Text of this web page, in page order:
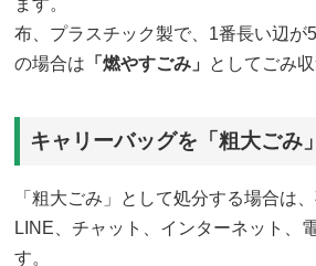
ます。
布、プラスチック製で、1番長い辺が
の場合は 「燃やすごみ」 としてごみ
キャリーバッグを「粗大ごみ
「粗大ごみ」として処分する場合は
LINE、チャット、インターネット、
す。